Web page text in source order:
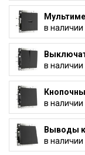
в наличии
в наличии
в наличии
Выводы
в наличии